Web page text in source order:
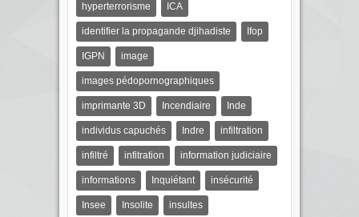
hyperterrorisme ICA
identifier la propagande djihadiste Ifop
IGPN image
images pédopornographiques
imprimante 3D Incendiaire Inde
individus capuchés Indre infiltration
infiltré infitration information judiciaire
informations Inquiétant insécurité
Insee Insolite insultes